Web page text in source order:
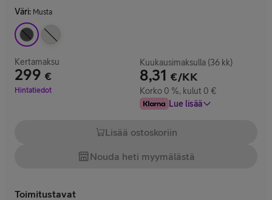
Väri: Musta
Kertamaksu
299 €
Hinta 299 €
Hintatiedot
Kuukausimaksulla (36 kk)
8,31 €/KK
Korko 0 %, kulut 0 €
Lue lisää
Lisää ostoskoriin
Nouda heti myymälästä
Toimitustavat